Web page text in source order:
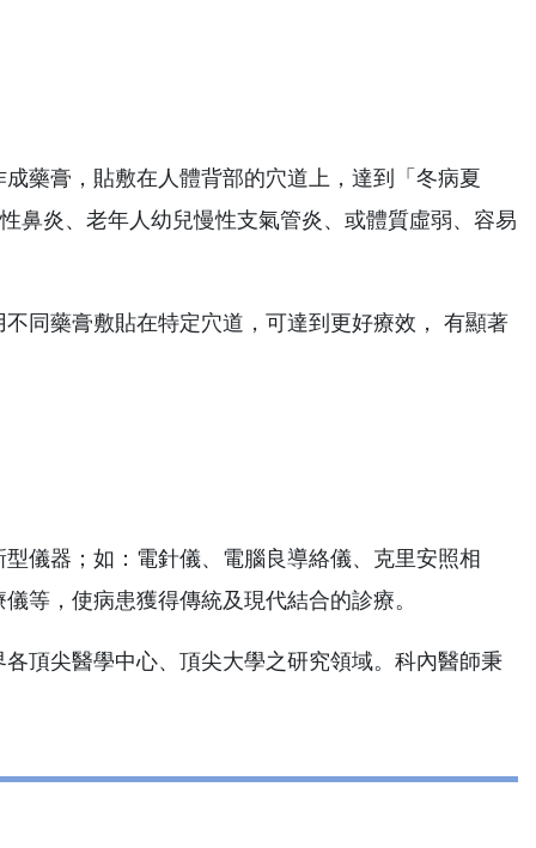
藥膏，貼敷在人體背部的穴道上，達到「冬病夏
鼻炎、老年人幼兒慢性支氣管炎、或體質虛弱、容易
同藥膏敷貼在特定穴道，可達到更好療效， 有顯著
儀器；如：電針儀、電腦良導絡儀、克里安照相
等，使病患獲得傳統及現代結合的診療。
頂尖醫學中心、頂尖大學之研究領域。科內醫師秉